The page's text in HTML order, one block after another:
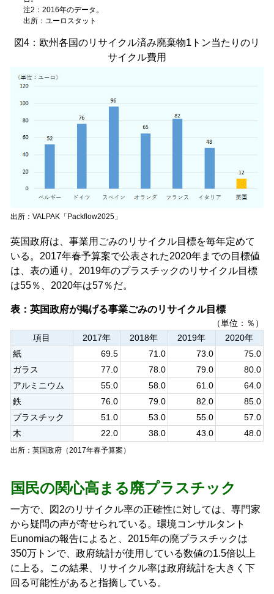
注2：2016年のデータ。
出所：ユーロスタット
図4：欧州各国のリサイクル済み廃棄物1トン当たりのリ
サイクル費用
出所：VALPAK「Packflow2025」
英国政府は、事業用ごみのリサイクル目標を毎年定めて
いる。2017年春予算案で公表された2020年までの目標値
は、表の通り。2019年のプラスチックのリサイクル目標
は55％、2020年は57％だ。
表：英国政府が掲げる事業ごみのリサイクル目標
（単位：％）
項目
2017年 2018年 2019年
2020年
紙
69.5 71.0 73.0
75.0
ガラス
77.0 78.0 79.0
80.0
アルミニウム
55.0 58.0 61.0
64.0
鉄
76.0 79.0 82.0
85.0
プラスチック
51.0 53.0 55.0
57.0
木
22.0 38.0 43.0 48.0
出所：英国政府（2017年春予算案）
国民の関心高まる廃プラスチック
一方で、図2のリサイクル率の正確性に対しては、専門家
から疑問の声が寄せられている。環境コンサルタント
Eunomiaの報告によると、2015年の廃プラスチックは
350万トンで、政府統計が使用している数値の1.5倍以上
に上る。この結果、リサイクル率は政府統計を大きく下
回る可能性があると指摘している。